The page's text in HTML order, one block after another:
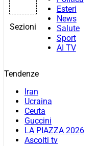
Sezioni
Esteri
News
Salute
Sport
AI TV
Tendenze
Iran
Ucraina
Ceuta
Guccini
LA PIAZZA 2026
Ascolti tv